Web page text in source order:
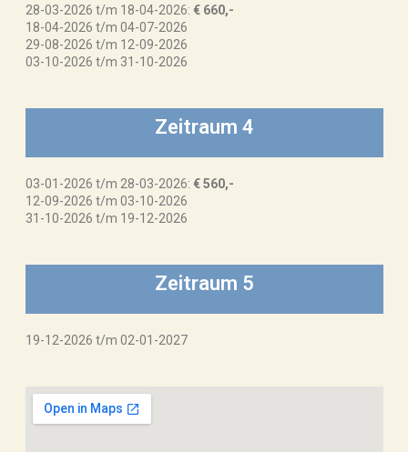
28-03-2026 t/m 18-04-2026: € 660,-
18-04-2026 t/m 04-07-2026
29-08-2026 t/m 12-09-2026
03-10-2026 t/m 31-10-2026
Zeitraum 4
03-01-2026 t/m 28-03-2026: € 560,-
12-09-2026 t/m 03-10-2026
31-10-2026 t/m 19-12-2026
Zeitraum 5
19-12-2026 t/m 02-01-2027